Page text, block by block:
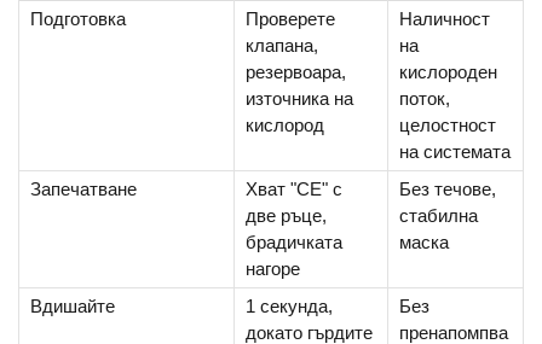
Подготовка
Проверете
клапана,
резервоара,
източника на
кислород
Наличност
на
кислороден
поток,
целостност
на системата
Запечатване
Хват "CE" с
две ръце,
брадичката
нагоре
Без течове,
стабилна
маска
Вдишайте
1 секунда,
докато гърдите
Без
пренапомпва